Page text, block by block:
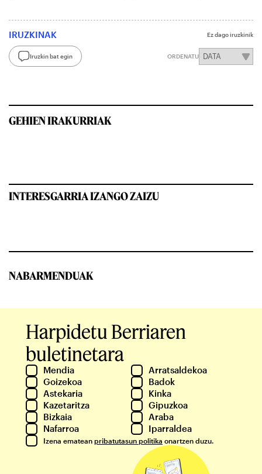
IRUZKINAK Ez dago iruzkinik
Iruzkin bat egin ORDENATU
GEHIEN IRAKURRIAK
INTERESGARRIA IZANGO ZAIZU
NABARMENDUAK
Harpidetu Berriaren
buletinetara
Mendia
Arratsaldekoa
Goizekoa
Badok
Astekaria
Kinka
Kazetaritza
Gipuzkoa
Bizkaia
Araba
Nafarroa
Iparraldea
Izena ematean pribatutasun politika onartzen duzu.